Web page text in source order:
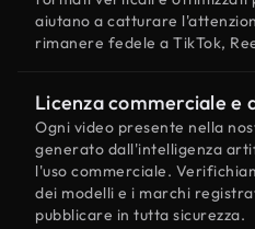
aiutano a catturare
rimanere fedele a TikTok,
Licenza commerciale e
Ogni video presente nella
generato dall'intelligenza
l'uso commerciale.
dei modelli e i marchi
pubblicare in tutta sicurezza.